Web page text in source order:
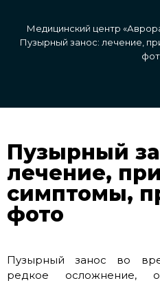
Медицинский центр
Пузырный занос: лечение,
Пузырный
лечение,
симптомы,
фото
Пузырный занос во
редкое осложнение,